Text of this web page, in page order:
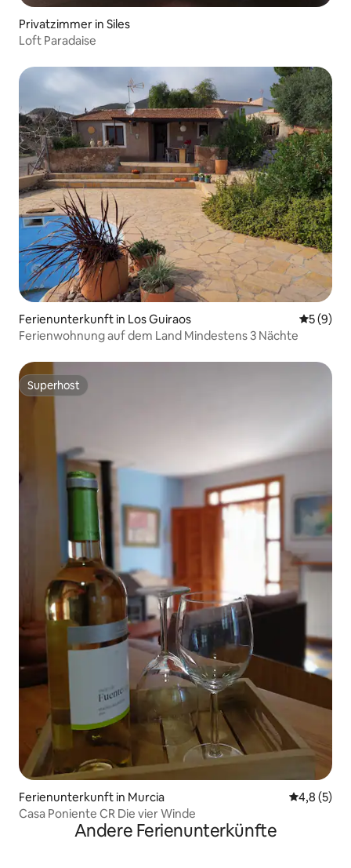
Privatzimmer in Siles
Loft Paradaise
Ferienunterkunft in Los Guiraos
5 (9)
Ferienwohnung auf dem Land Mindestens 3 Nächte
Superhost
Superhost
Ferienunterkunft in Murcia
4,8 (5)
Casa Poniente CR Die vier Winde
Andere Ferienunterkünfte